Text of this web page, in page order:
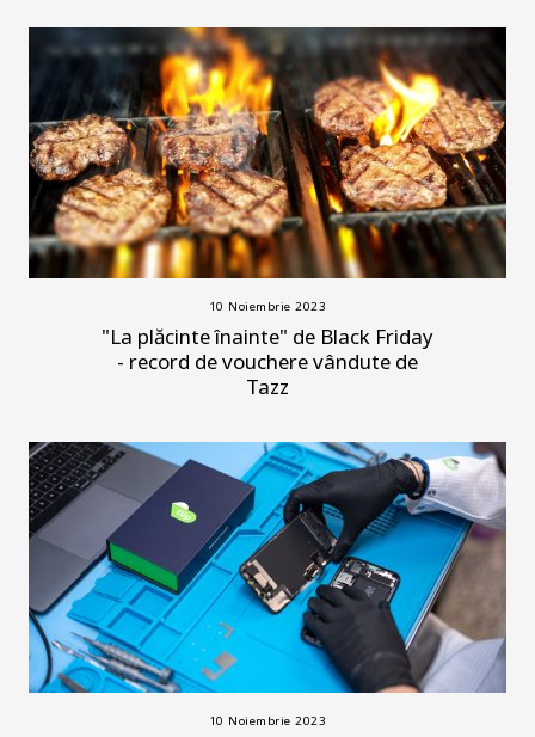
10 Noiembrie 2023
"La plăcinte înainte" de Black Friday
- record de vouchere vândute de
Tazz
10 Noiembrie 2023